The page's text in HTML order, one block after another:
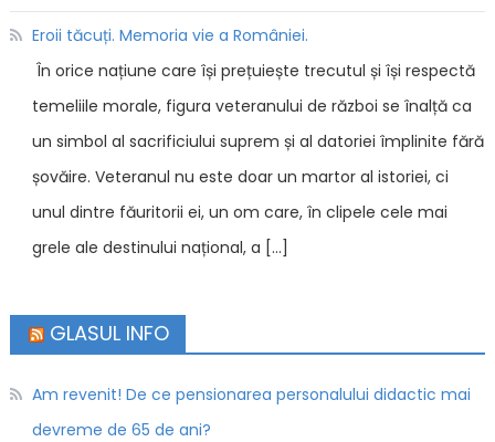
Eroii tăcuți. Memoria vie a României.
În orice națiune care își prețuiește trecutul și își respectă
temeliile morale, figura veteranului de război se înalță ca
un simbol al sacrificiului suprem și al datoriei împlinite fără
șovăire. Veteranul nu este doar un martor al istoriei, ci
unul dintre făuritorii ei, un om care, în clipele cele mai
grele ale destinului național, a […]
GLASUL INFO
Am revenit! De ce pensionarea personalului didactic mai
devreme de 65 de ani?